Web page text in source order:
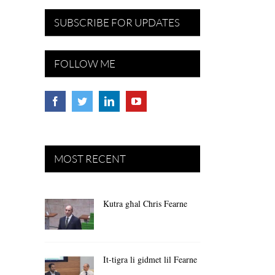
SUBSCRIBE FOR UPDATES
FOLLOW ME
MOST RECENT
Kutra għal Chris Fearne
It-tigra li gidmet lil Fearne